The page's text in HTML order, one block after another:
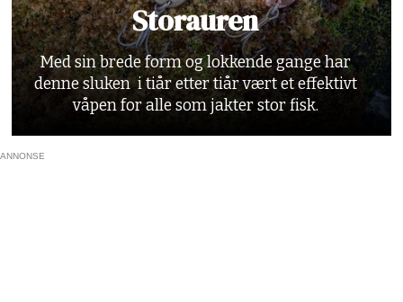
Storauren
Med sin brede form og lokkende gange har
denne sluken i tiår etter tiår vært et effektivt
våpen for alle som jakter stor fisk.
ANNONSE